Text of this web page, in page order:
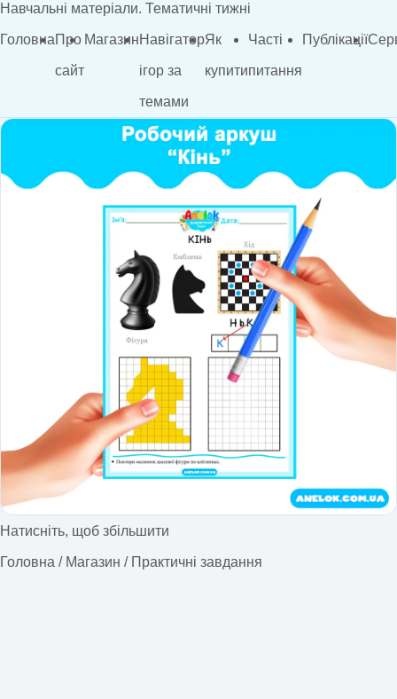
Навчальні матеріали. Тематичні тижні
ГоловнаПро
сайт
МагазинНавігатор
ігор за
темами
Як
купити
Часті
питання
Публікації
Натисніть, щоб збільшити
Головна / Магазин / Практичні завдання